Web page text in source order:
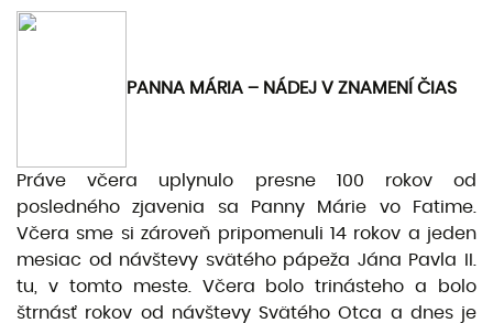
PANNA MÁRIA – NÁDEJ V ZNAMENÍ ČIAS
Práve včera uplynulo presne 100 rokov od
posledného zjavenia sa Panny Márie vo Fatime.
Včera sme si zároveň pripomenuli 14 rokov a jeden
mesiac od návštevy svätého pápeža Jána Pavla II.
tu, v tomto meste. Včera bolo trinásteho a bolo
štrnásť rokov od návštevy Svätého Otca a dnes je